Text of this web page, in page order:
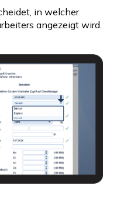
in welcher
angezeigt wird.